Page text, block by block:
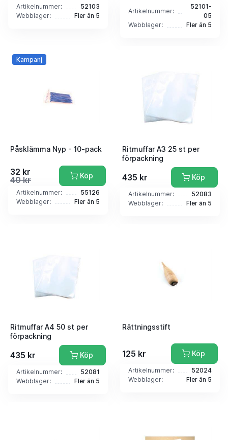
Artikelnummer:
52103
Webblager:
Fler än 5
Artikelnummer:
52101-
05
Webblager:
Fler än 5
Kampanj
Påsklämma Nyp - 10-pack
32 kr
40 kr
Köp
Artikelnummer:
55126
Webblager:
Fler än 5
Ritmuffar A3 25 st per
förpackning
435 kr Köp
Artikelnummer:
52083
Webblager:
Fler än 5
Ritmuffar A4 50 st per
förpackning
435 kr Köp
Artikelnummer:
52081
Webblager:
Fler än 5
Rättningsstift
125 kr Köp
Artikelnummer:
52024
Webblager:
Fler än 5